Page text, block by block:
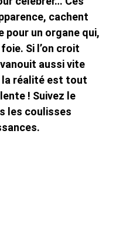
cachent
pour un organe qui,
Si l’on croit
aussi vite
la réalité est tout
! Suivez le
les coulisses